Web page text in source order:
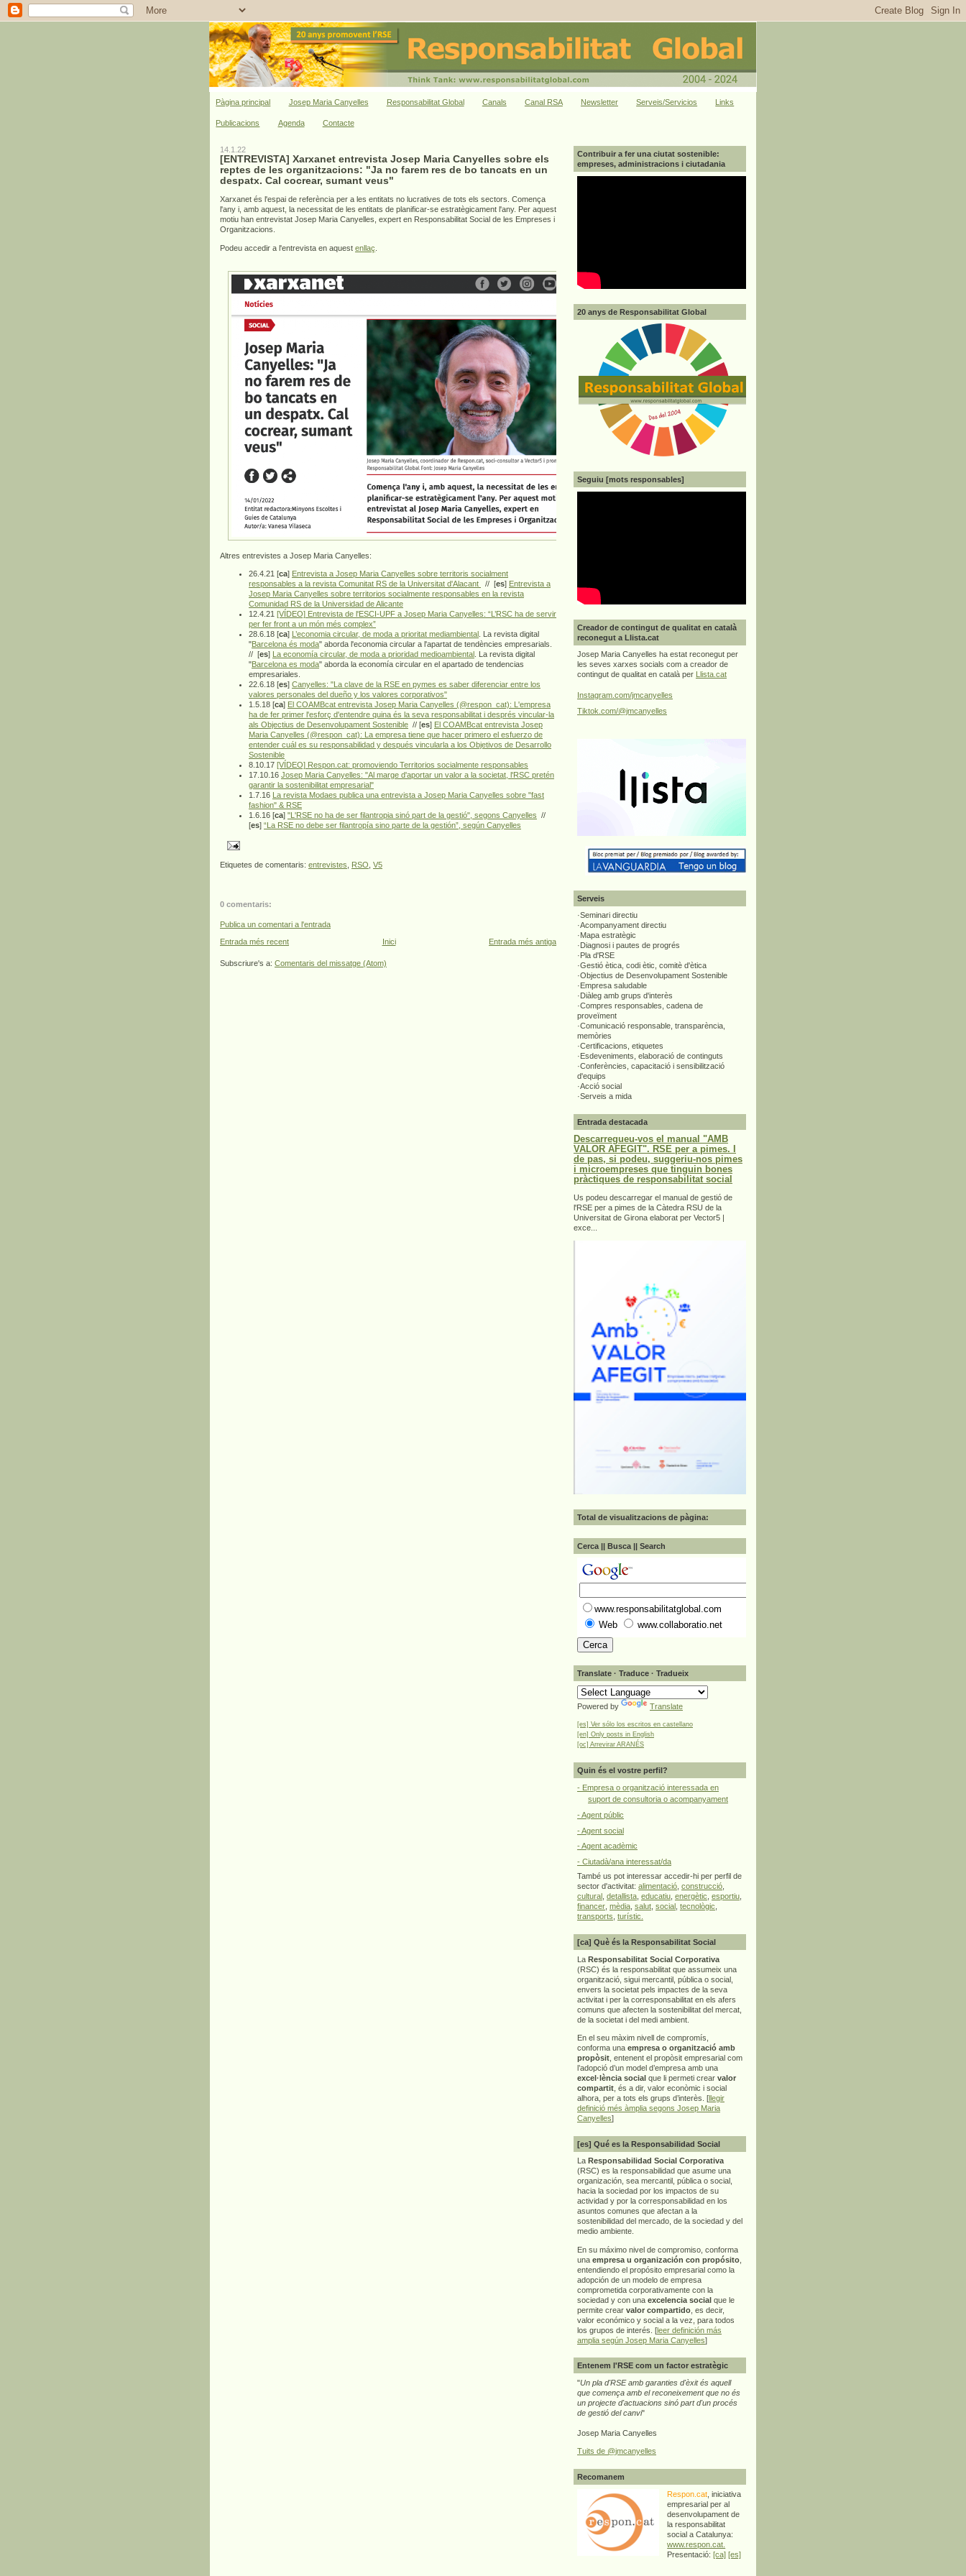
Pàgina principal Josep Maria Canyelles Responsabilitat Global Canals Canal RSA Newsletter Serveis/Servicios Links
Publicacions Agenda Contacte
14.1.22
[ENTREVISTA] Xarxanet entrevista Josep Maria Canyelles sobre els
reptes de les organitzacions: "Ja no farem res de bo tancats en un
despatx. Cal cocrear, sumant veus"
Xarxanet és l'espai de referència per a les entitats no lucratives de tots els sectors. Comença
l'any i, amb aquest, la necessitat de les entitats de planificar-se estratègicament l'any. Per aquest
motiu han entrevistat Josep Maria Canyelles, expert en Responsabilitat Social de les Empreses i
Organitzacions.
Podeu accedir a l'entrevista en aquest enllaç
Altres entrevistes a Josep Maria Canyelles:
26.4.21 [ca] Entrevista a Josep Maria Canyelles sobre territoris socialment
responsables a la revista Comunitat RS de la Universitat d'Alacant
// [es] Entrevista a
Josep Maria Canyelles sobre territorios socialmente responsables en la revista
Comunidad RS de la Universidad de Alicante
12.4.21 [VÍDEO] Entrevista de l'ESCI-UPF a Josep Maria Canyelles: “L’RSC ha de servir
per fer front a un món més complex”
28.6.18 [ca] L’economia circular, de moda a prioritat mediambiental . La revista digital
"Barcelona és moda" aborda l'economia circular a l'apartat de tendències empresarials.
// [es] La economía circular, de moda a prioridad medioambiental . La revista digital
"Barcelona es moda" aborda la economía circular en el apartado de tendencias
empresariales.
22.6.18 [es] Canyelles: "La clave de la RSE en pymes es saber diferenciar entre los
valores personales del dueño y los valores corporativos"
1.5.18 [ca] El COAMBcat entrevista Josep Maria Canyelles (@respon_cat): L'empresa
ha de fer primer l'esforç d'entendre quina és la seva responsabilitat i després vincular-la
als Objectius de Desenvolupament Sostenible // [es] El COAMBcat entrevista Josep
Maria Canyelles (@respon_cat): La empresa tiene que hacer primero el esfuerzo de
entender cuál es su responsabilidad y después vincularla a los Objetivos de Desarrollo
Sostenible
8.10.17 [VÍDEO] Respon.cat: promoviendo Territorios socialmente responsables
17.10.16 Josep Maria Canyelles: "Al marge d'aportar un valor a la societat, l'RSC pretén
garantir la sostenibilitat empresarial"
1.7.16 La revista Modaes publica una entrevista a Josep Maria Canyelles sobre "fast
fashion" & RSE
1.6.16 [ca] "L'RSE no ha de ser filantropia sinó part de la gestió", segons Canyelles //
[es] “La RSE no debe ser filantropía sino parte de la gestión”, según Canyelles
Etiquetes de comentaris: entrevistes RSO V5
0 comentaris:
Publica un comentari a l'entrada
Entrada més recent
Entrada més antiga
Inici
Subscriure's a: Comentaris del missatge (Atom)
Contribuir a fer una ciutat sostenible:
empreses, administracions i ciutadania
20 anys de Responsabilitat Global
Seguiu [mots responsables]
Creador de contingut de qualitat en català
reconegut a Llista.cat
Josep Maria Canyelles ha estat reconegut per
les seves xarxes socials com a creador de
contingut de qualitat en català per
Llista.cat
Instagram.com/jmcanyelles
Tiktok.com/@jmcanyelles
Serveis
·Seminari directiu
·Acompanyament directiu
·Mapa estratègic
·Diagnosi i pautes de progrés
·Pla d'RSE
·Gestió ètica, codi ètic, comitè d'ètica
·Objectius de Desenvolupament Sostenible
·Empresa saludable
·Diàleg amb grups d'interès
·Compres responsables, cadena de
proveïment
·Comunicació responsable, transparència,
memòries
·Certificacions, etiquetes
·Esdeveniments, elaboració de continguts
·Conferències, capacitació i sensibilització
d'equips
·Acció social
·Serveis a mida
Entrada destacada
Descarregueu-vos el manual "AMB
VALOR AFEGIT". RSE per a pimes. I
de pas, si podeu, suggeriu-nos pimes
i microempreses que tinguin bones
pràctiques de responsabilitat social
Us podeu descarregar el manual de gestió de
l'RSE per a pimes de la Càtedra RSU de la
Universitat de Girona elaborat per Vector5 |
exce...
Total de visualitzacions de pàgina:
Cerca || Busca || Search
www.responsabilitatglobal.com
Web
www.collaboratio.net
Translate · Traduce · Tradueix
Powered by Translate
[es] Ver sólo los escritos en castellano
[en] Only posts in English
[oc] Arrevirar ARANÉS
Quin és el vostre perfil?
- Empresa o organització interessada en
suport de consultoria o acompanyament
- Agent públic
- Agent social
- Agent acadèmic
- Ciutadà/ana interessat/da
També us pot interessar accedir-hi per perfil de
sector d'activitat: alimentació construcció
cultural
detallista educatiu energètic esportiu
financer mèdia salut social tecnològic
transports turístic.
[ca] Què és la Responsabilitat Social
La Responsabilitat Social Corporativa
(RSC) és la responsabilitat que assumeix una
organització, sigui mercantil, pública o social,
envers la societat pels impactes de la seva
activitat i per la corresponsabilitat en els afers
comuns que afecten la sostenibilitat del mercat,
de la societat i del medi ambient.
En el seu màxim nivell de compromís,
conforma una empresa o organització amb
propòsit , entenent el propòsit empresarial com
l’adopció d’un model d’empresa amb una
excel·lència social que li permeti crear valor
compartit , és a dir, valor econòmic i social
alhora, per a tots els grups d’interès. [llegir
definició més àmplia segons Josep Maria
Canyelles]
[es] Qué es la Responsabilidad Social
La Responsabilidad Social Corporativa
(RSC) es la responsabilidad que asume una
organización, sea mercantil, pública o social,
hacia la sociedad por los impactos de su
actividad y por la corresponsabilidad en los
asuntos comunes que afectan a la
sostenibilidad del mercado, de la sociedad y del
medio ambiente.
En su máximo nivel de compromiso, conforma
una empresa u organización con propósito
entendiendo el propósito empresarial como la
adopción de un modelo de empresa
comprometida corporativamente con la
sociedad y con una excelencia social que le
permite crear valor compartido , es decir,
valor económico y social a la vez, para todos
los grupos de interés. [leer definición más
amplia según Josep Maria Canyelles]
Entenem l'RSE com un factor estratègic
"Un pla d'RSE amb garanties d'èxit és aquell
que comença amb el reconeixement que no és
un projecte d'actuacions sinó part d'un procés
de gestió del canvi"
Josep Maria Canyelles
Tuits de @jmcanyelles
Recomanem
Respon.cat , iniciativa
empresarial per al
desenvolupament de
la responsabilitat
social a Catalunya:
www.respon.cat.
Presentació:[ca] [es]